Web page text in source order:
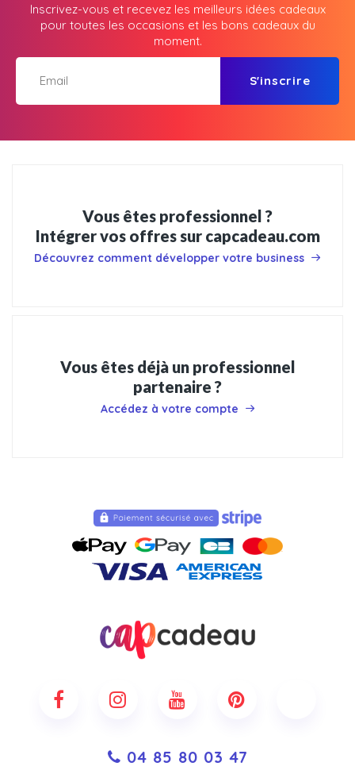
Inscrivez-vous et recevez les meilleurs idées cadeaux
pour toutes les occasions et les bons cadeaux du
moment.
S'inscrire
Vous êtes professionnel ?
Intégrer vos offres sur capcadeau.com
Découvrez comment développer votre business
Vous êtes déjà un professionnel
partenaire ?
Accédez à votre compte
04 85 80 03 47